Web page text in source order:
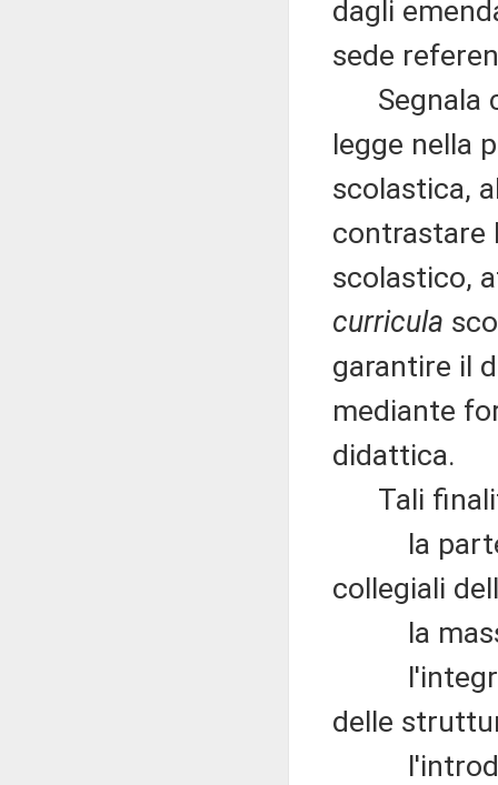
dagli
sede
Segnala
legge nella
scolastica,
contrastare
scolastico,
curricula
garantire il
mediante
didattica.
Tali
la
collegiali
la
delle